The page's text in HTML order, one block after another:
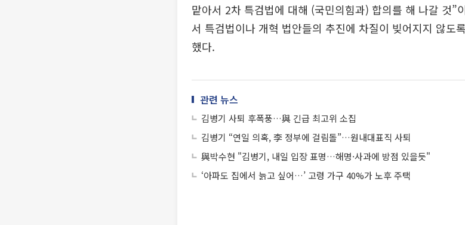
맡아서 2차 특검법에 대해 (국민의힘과) 합의를 해 나갈 것”
서 특검법이나 개혁 법안들의 추진에 차질이 빚어지지 않도
했다.
관련 뉴스
김병기 사퇴 후폭풍…與 긴급 최고위 소집
김병기 “연일 의혹, 李 정부에 걸림돌”…원내대표직 사퇴
與박수현 "김병기, 내일 입장 표명…해명·사과에 방점 있을듯"
‘아파도 집에서 늙고 싶어…’ 고령 가구 40%가 노후 주택